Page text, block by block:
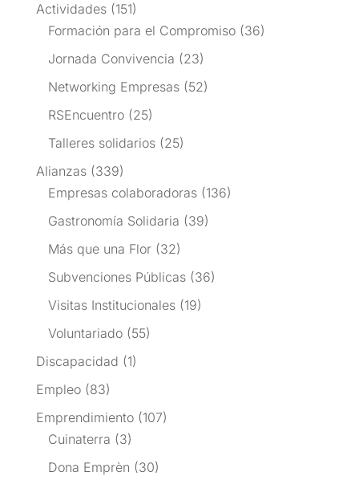
Actividades(151)
Formación para el Compromiso(36)
Jornada Convivencia (23)
Networking Empresas(52)
RSEncuentro(25)
Talleres solidarios(25)
Alianzas(339)
Empresas colaboradoras(136)
Gastronomía Solidaria (39)
Más que una Flor(32)
Subvenciones Públicas(36)
Visitas Institucionales(19)
Voluntariado(55)
Discapacidad (1)
Empleo(83)
Emprendimiento(107)
Cuinaterra (3)
Dona Emprèn (30)